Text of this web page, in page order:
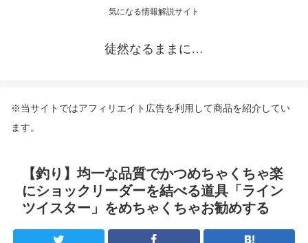
気になる情報解説サイト
徒然なるままに…
※当サイトではアフィリエイト広告を利用して商品を紹介してい
ます。
【釣り】均一な品質でかつめちゃくちゃ楽
にショックリーダーを結べる道具「ライン
ツイスター」をめちゃくちゃお勧めする